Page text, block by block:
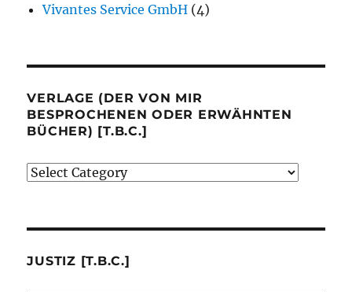
Vivantes Service GmbH (4)
VERLAGE (DER VON MIR
BESPROCHENEN ODER ERWÄHNTEN
BÜCHER) [T.B.C.]
Verlage
besprochenen
JUSTIZ [T.B.C.]